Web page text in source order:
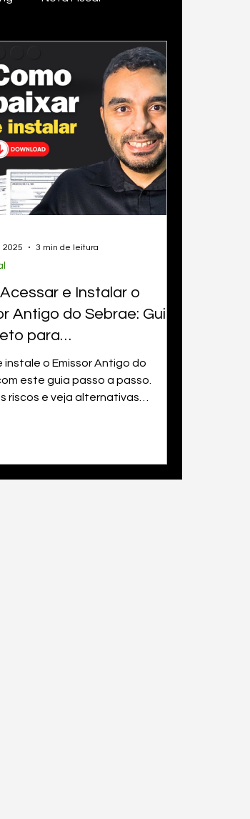
Tecnologia e I.A
e Instalar o
Antigo do Sebrae: Guia
para
instale o Emissor Antigo do
este guia passo a passo.
riscos e veja alternativas
2025 3 min de leitura